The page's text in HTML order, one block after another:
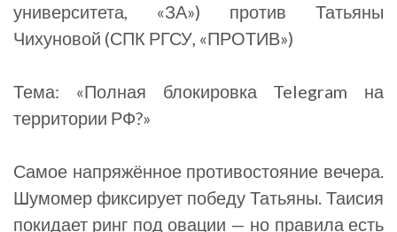
университета, «ЗА») против Татьяны
Чихуновой (СПК РГСУ, «ПРОТИВ»)
Тема: «Полная блокировка Telegram на
территории РФ?»
Самое напряжённое противостояние вечера.
Шумомер фиксирует победу Татьяны. Таисия
покидает ринг под овации — но правила есть